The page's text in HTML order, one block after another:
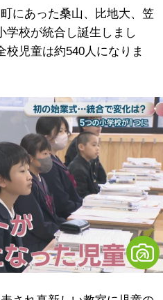
にあった桑山、比地大、笠
学校が統合し誕生しまし
校児童は約540人になりま